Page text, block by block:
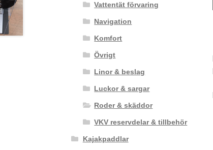
Vattentät förvaring
Navigation
Komfort
Övrigt
Linor & beslag
Luckor & sargar
Roder & skäddor
VKV reservdelar & tillbehör
Kajakpaddlar